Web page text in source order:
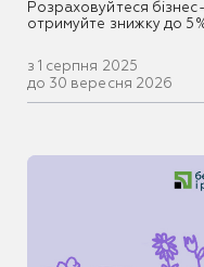
Розраховуйтеся
отримуйте знижку до
з 1 серпня 2025
до 30 вересня 2026